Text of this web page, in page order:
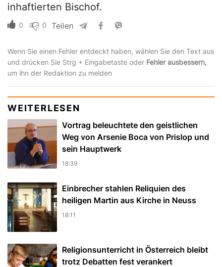
inhaftierten Bischof.
0 0 Teilen
Wenn Sie einen Fehler entdeckt haben, wählen Sie den Text aus
und drücken Sie Strg + Eingabetaste oder Fehler ausbessern,
um ihn der Redaktion zu melden
WEITERLESEN
Vortrag beleuchtete den geistlichen
Weg von Arsenie Boca von Prislop und
sein Hauptwerk
18:39
Einbrecher stahlen Reliquien des
heiligen Martin aus Kirche in Neuss
18:11
Religionsunterricht in Österreich bleibt
trotz Debatten fest verankert